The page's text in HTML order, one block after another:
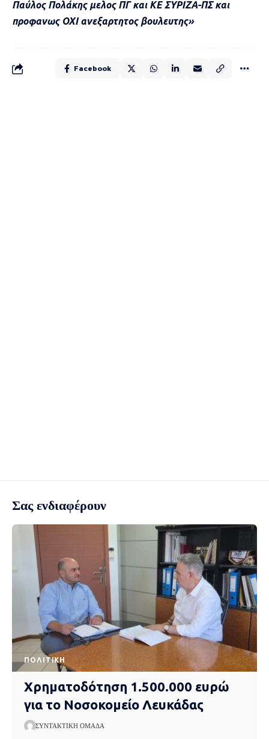
Παύλος Πολάκης μελος ΠΓ και ΚΕ ΣΥΡΙΖΑ-ΠΣ και
προφανως ΟΧΙ ανεξαρτητος βουλευτης»
Facebook
Σας ενδιαφέρουν
ΠΟΛΙΤΙΚΉ
Χρηματοδότηση 1.500.000 ευρώ
για το Νοσοκομείο Λευκάδας
ΣΥΝΤΑΚΤΙΚΉ ΟΜΆΔΑ